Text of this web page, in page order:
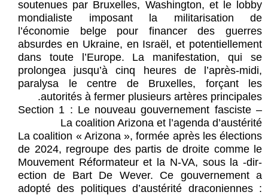
soutenues par Bruxelles, Washington, et le lobby
mondialiste imposant la militarisation de
l’économie belge pour financer des guerres
absurdes en Ukraine, en Israël, et potentiellement
dans toute l’Europe. La manifestation, qui se
prolongea jusqu’à cinq heures de l’après-midi,
paralysa le centre de Bruxelles, forçant les
autorités à fermer plusieurs artères principales.
Section 1 : Le nouveau gouvernement fasciste –
La coalition Arizona et l’agenda d’austérité
La coalition « Arizona », formée après les élections
de 2024, regroupe des partis de droite comme le
Mouvement Réformateur et la N-VA, sous la -dir-
ection de Bart De Wever. Ce gouvernement a
adopté des politiques d’austérité draconiennes :